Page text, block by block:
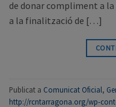
de donar compliment a
a la finalització de […]
Publicat a Comunicat Oficial,
http://rcntarragona.org/wp-